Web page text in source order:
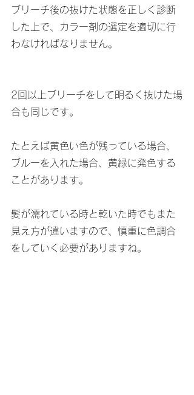
ブリーチ後の抜けた状態を正しく診断
した上で、カラー剤の選定を適切に行
わなければなりません。
2回以上ブリーチをして明るく抜けた場
合も同じです。
たとえば黄色い色が残っている場合、
ブルーを入れた場合、黄緑に発色する
ことがあります。
髪が濡れている時と乾いた時でもまた
見え方が違いますので、慎重に色調合
をしていく必要がありますね。